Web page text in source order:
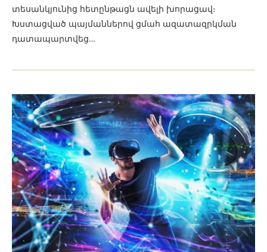
տեսանկյունից հետընթացն ավելի խորացավ։
Խստացված պայմաններով ցմահ ազատազրկման
դատապարտվեց…